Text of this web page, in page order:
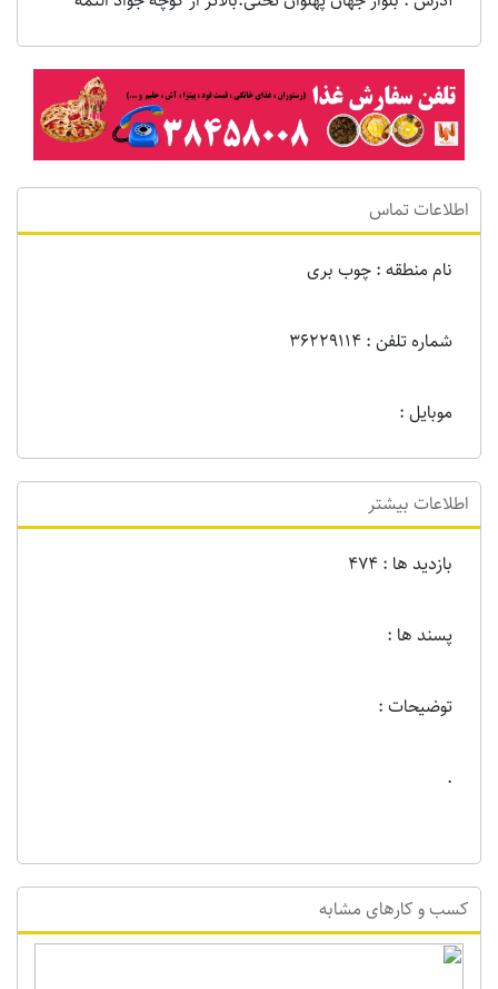
اطلاعات تماس
نام منطقه : چوب بری
شماره تلفن : 36۲۲۹۱۱۴
موبایل :
اطلاعات بیشتر
بازدید ها : 474
پسند ها :
توضیحات :
.
کسب و کارهای مشابه